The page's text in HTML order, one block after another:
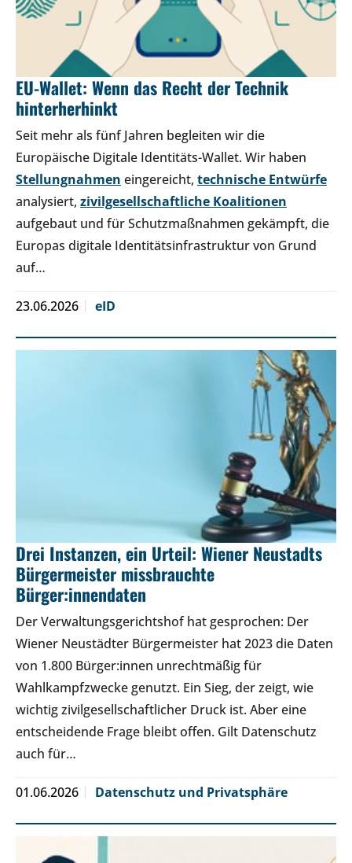
EU-Wallet: Wenn das Recht der Technik
hinterherhinkt
Seit mehr als fünf Jahren begleiten wir die
Europäische Digitale Identitäts-Wallet. Wir haben
Stellungnahmen eingereicht, technische Entwürfe
analysiert, zivilgesellschaftliche Koalitionen
aufgebaut und für Schutzmaßnahmen gekämpft, die
Europas digitale Identitätsinfrastruktur von Grund
auf…
23.06.2026 eID
Drei Instanzen, ein Urteil: Wiener Neustadts
Bürgermeister missbrauchte
Bürger:innendaten
Der Verwaltungsgerichtshof hat gesprochen: Der
Wiener Neustädter Bürgermeister hat 2023 die Daten
von 1.800 Bürger:innen unrechtmäßig für
Wahlkampfzwecke genutzt. Ein Sieg, der zeigt, wie
wichtig zivilgesellschaftlicher Druck ist. Aber eine
entscheidende Frage bleibt offen. Gilt Datenschutz
auch für…
01.06.2026 Datenschutz und Privatsphäre